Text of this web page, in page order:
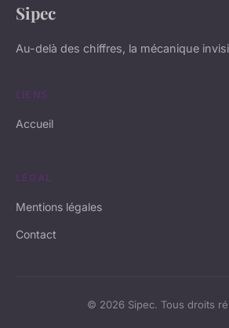
Sipec
Au-delà des chiffres, la mécanique
LIENS
Accueil
LÉGAL
Mentions légales
Contact
© 2026 Sipec. Tous droits